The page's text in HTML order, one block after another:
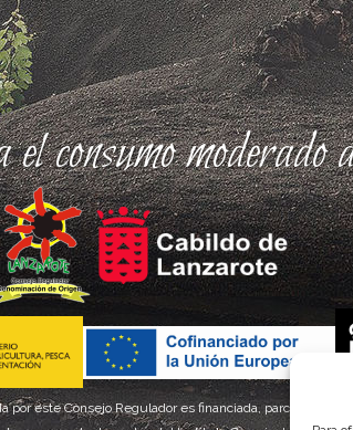
el consumo moderado
por este Consejo Regulador es financiada, parcialmente,